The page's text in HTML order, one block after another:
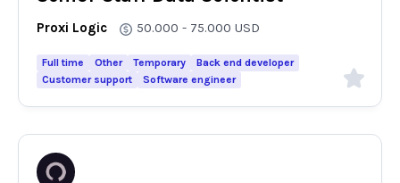
Proxi Logic 50.000 - 75.000 USD
Full time Other Temporary
Back end developer
Customer support
Software engineer